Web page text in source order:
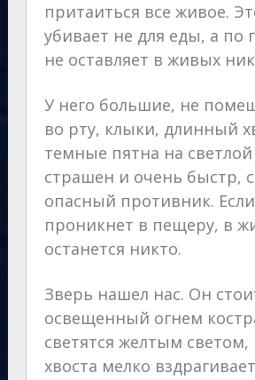
притаиться все живое.
убивает не для еды, а по
не оставляет в живых
У него большие, не
во рту, клыки, длинный
темные пятна на
страшен и очень быстр,
опасный противник.
проникнет в пещеру, в
останется никто.
Зверь нашел нас. Он
освещенный огнем
светятся желтым светом,
хвоста мелко